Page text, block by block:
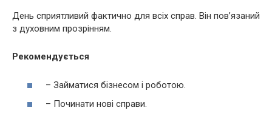
День сприятливий фактично для всіх справ. Він пов’язаний
з духовним прозрінням.
Рекомендується
– Займатися бізнесом і роботою.
– Починати нові справи.